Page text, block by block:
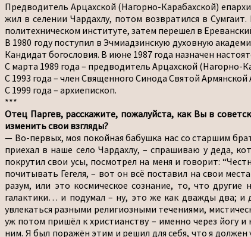
Предводитель Арцахской (Нагорно-Карабахской)
жил в селении Чардахлу, потом возвратился в
политехническом институте, затем перешел в
В 1980 году поступил в Эчмиадзинскую духовную
Кандидат богословия. В июне 1987 года назначен
С марта 1989 года – предводитель Арцахской (Нагорно-
С 1993 года – член Священного Синода Святой
С 1999 года – архиепископ.
***
Отец Паргев, расскажите, пожалуйста, как Вы в
изменить свои взгляды?
— Во-первых, моя покойная бабушка нас со старшим
приехал в наше село Чардахлу, – спрашиваю у деда,
покрутил свои усы, посмотрел на меня и говорит:
почитывать Гегеля, – вот он всё поставил на свои
разум, или это космическое сознание, то, что
галактики… и подумал – ну, это же как дважды два; и
увлекаться разными религиозными течениями,
уж потом пришёл к христианству – именно через йогу
ним. Я был поражён этим и решил для себя, что я